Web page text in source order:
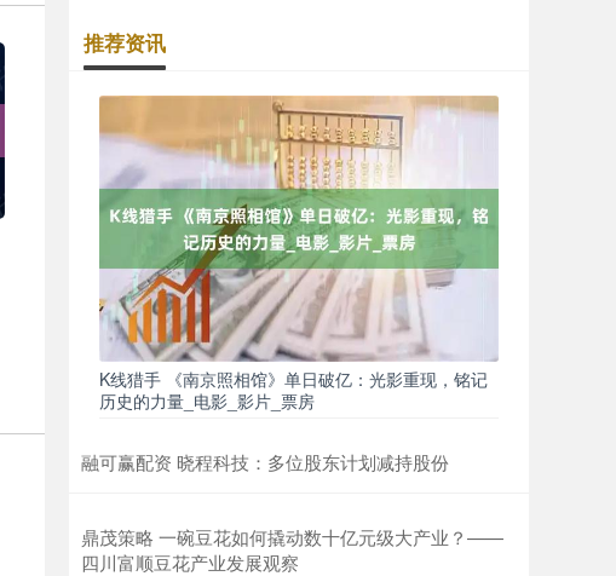
推荐资讯
K线猎手 《南京照相馆》单日破亿：光影重现，铭记
历史的力量_电影_影片_票房
融可赢配资 晓程科技：多位股东计划减持股份
鼎茂策略 一碗豆花如何撬动数十亿元级大产业？——
四川富顺豆花产业发展观察